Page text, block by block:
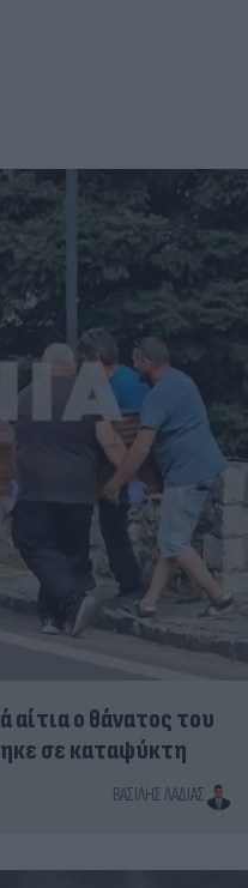
ο θάνατος του
σε καταψύκτη
ΒΑΣΊΛΗΣ ΛΑΔΙΆΣ